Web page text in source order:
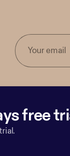
free